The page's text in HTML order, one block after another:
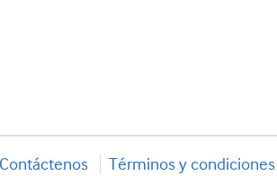
Contáctenos Términos y